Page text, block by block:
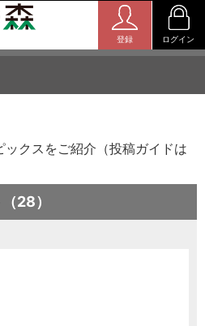
登録 ログイン
クスをご紹介（投稿ガイドは
28）